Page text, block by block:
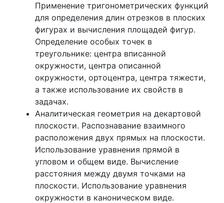
Применение тригонометрических функций
для определения длин отрезков в плоских
фигурах и вычисления площадей фигур.
Определение особых точек в
треугольнике: центра вписанной
окружности, центра описанной
окружности, ортоцентра, центра тяжести,
а также использование их свойств в
задачах.
Аналитическая геометрия на декартовой
плоскости. Распознавание взаимного
расположения двух прямых на плоскости.
Использование уравнения прямой в
угловом и общем виде. Вычисление
расстояния между двумя точками на
плоскости. Использование уравнения
окружности в каноническом виде.